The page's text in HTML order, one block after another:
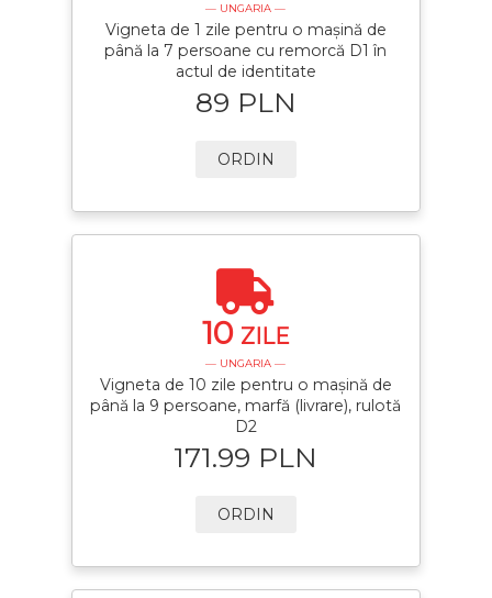
— UNGARIA —
Vigneta de 1 zile pentru o mașină de
până la 7 persoane cu remorcă D1 în
actul de identitate
89 PLN
ORDIN
10 ZILE
— UNGARIA —
Vigneta de 10 zile pentru o mașină de
până la 9 persoane, marfă (livrare), rulotă
D2
171.99 PLN
ORDIN